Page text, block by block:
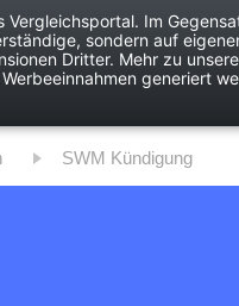
Drogerie
SWM Kündigung
Im
sondern auf
Dritter. Mehr zu
generiert